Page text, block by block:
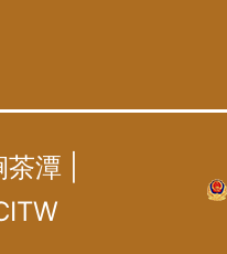
潭 |